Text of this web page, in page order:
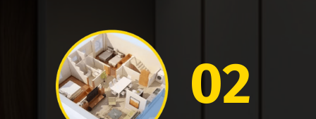
02